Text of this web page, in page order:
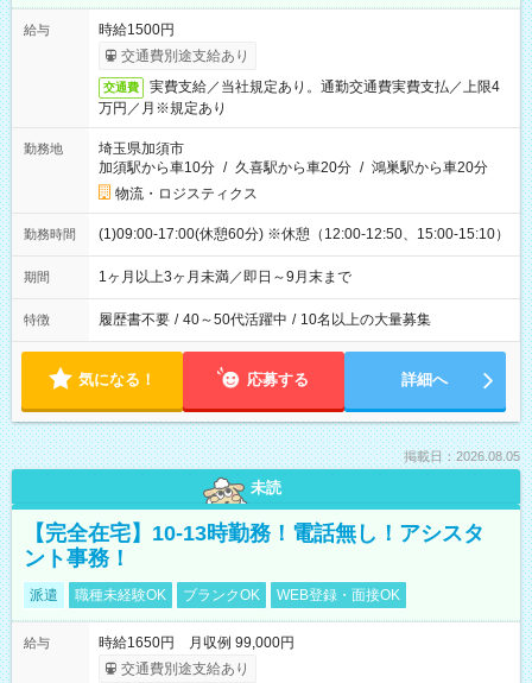
給与
時給1500円
交通費別途支給あり
交通費
実費支給／当社規定あり。通勤交通費実費支払／上限4
万円／月※規定あり
勤務地
埼玉県加須市
加須駅から車10分 / 久喜駅から車20分 / 鴻巣駅から車20分
物流・ロジスティクス
勤務時間 (1)09:00-17:00(休憩60分) ※休憩（12:00-12:50、15:00-15:10）
期間 1ヶ月以上3ヶ月未満／即日～9月末まで
特徴 履歴書不要 / 40～50代活躍中 / 10名以上の大量募集
気になる！ 応募する 詳細へ
掲載日：2026.08.05
未読
【完全在宅】10-13時勤務！電話無し！アシスタ
ント事務！
派遣 職種未経験OK ブランクOK WEB登録・面接OK
給与
時給1650円 月収例 99,000円
交通費別途支給あり